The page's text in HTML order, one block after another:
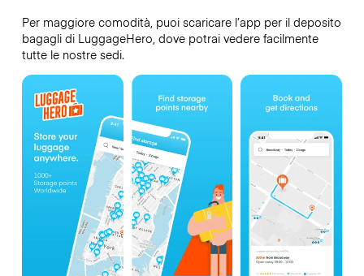
Per maggiore comodità, puoi scaricare l’app per il deposito
bagagli di LuggageHero, dove potrai vedere facilmente
tutte le nostre sedi.